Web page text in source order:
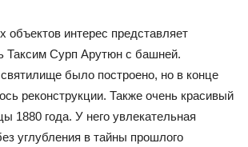
объектов интерес представляет
Таксим Сурп Арутюн с башней.
святилище было построено, но в конце
реконструкции. Также очень красивый
1880 года. У него увлекательная
углубления в тайны прошлого